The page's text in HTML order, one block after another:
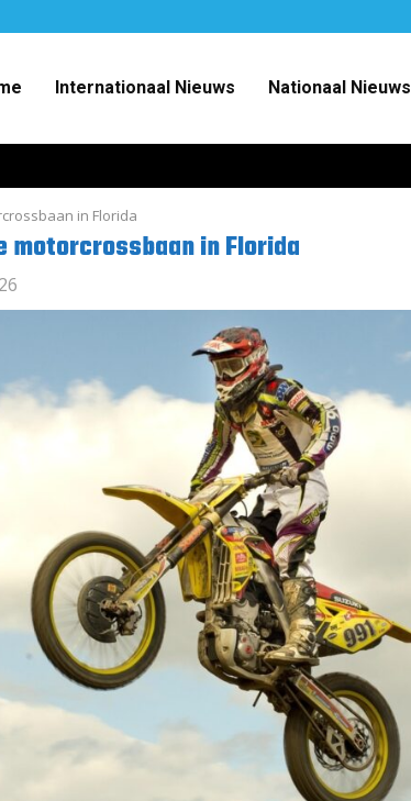
Internationaal Nieuws Nationaal Nieuws
in Florida
motorcrossbaan in Florida